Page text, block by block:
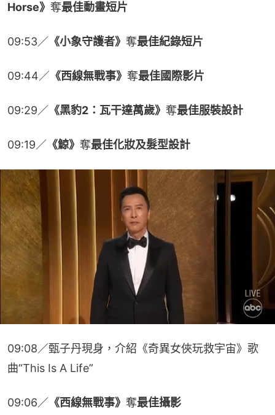
Horse》 奪最佳動畫短片
09:53／ 《小象守護者》 奪最佳紀錄短片
09:44／ 《西線無戰事》 奪最佳國際影片
09:29／ 《黑豹2：瓦干達萬歲》 奪最佳服裝設計
09:19／ 《鯨》 奪最佳化妝及髮型設計
09:08／甄子丹現身，介紹《奇異女俠玩救宇宙》歌
曲“This Is A Life”
09:06／ 《西線無戰事》 奪最佳攝影